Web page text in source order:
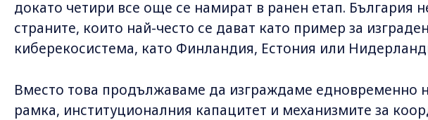
докато четири все още се намират в ранен етап. България
страните, които най-често се дават като пример за
киберекосистема, като Финландия, Естония или
Вместо това продължаваме да изграждаме едновременно
рамка, институционалния капацитет и механизмите за